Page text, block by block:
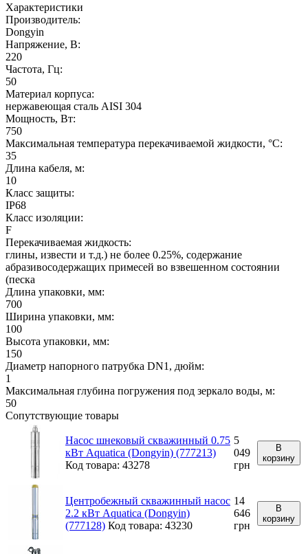
Характеристики
Производитель:
Dongyin
Напряжение, В:
220
Частота, Гц:
50
Материал корпуса:
нержавеющая сталь AISI 304
Мощность, Вт:
750
Максимальная температура перекачиваемой жидкости, °C:
35
Длина кабеля, м:
10
Класс защиты:
IP68
Класс изоляции:
F
Перекачиваемая жидкость:
глины, извести и т.д.) не более 0.25%, содержание
абразивосодержащих примесей во взвешенном состоянии
(песка
Длина упаковки, мм:
700
Ширина упаковки, мм:
100
Высота упаковки, мм:
150
Диаметр напорного патрубка DN1, дюйм:
1
Максимальная глубина погружения под зеркало воды, м:
50
Сопутствующие товары
Насос шнековый скважинный 0.75
кВт Aquatica (Dongyin) (777213)
Код товара: 43278
5
049
грн
В
корзину
Центробежный скважинный насос
2.2 кВт Aquatica (Dongyin)
(777128) Код товара: 43230
14
646
грн
В
корзину